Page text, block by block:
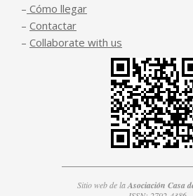
– Cómo llegar
– Contactar
– Collaborate with us
Sitio web de laAsociación Casa